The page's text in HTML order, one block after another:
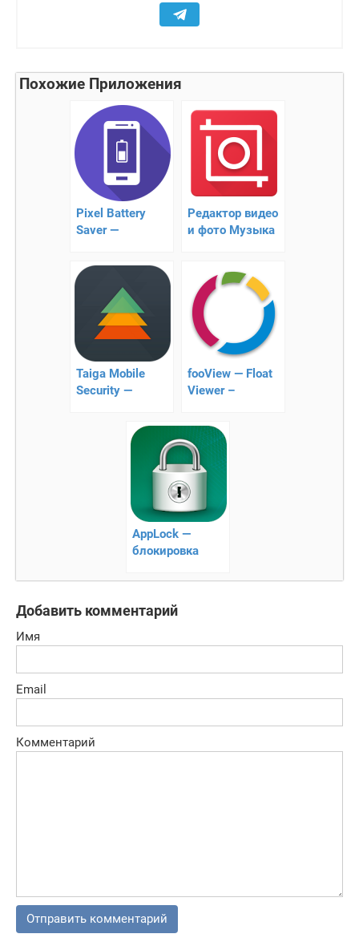
Похожие Приложения
Pixel Battery
Saver —
АКБ отключая
пиксели
Редактор видео
и фото Музыка
Taiga Mobile
Security —
вредоносных ПО
fooView — Float
Viewer –
кнопки
AppLock —
блокировка
защита
Добавить комментарий
Имя
Email
Комментарий